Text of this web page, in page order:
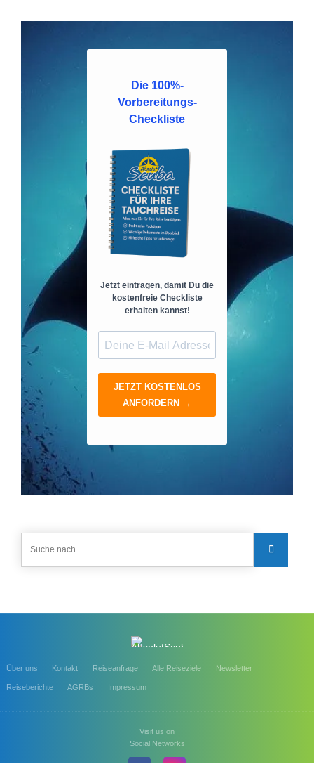
Über uns Kontakt Reiseanfrage Alle Reiseziele Newsletter
Reiseberichte AGRBs Impressum
Visit us on
Social Networks